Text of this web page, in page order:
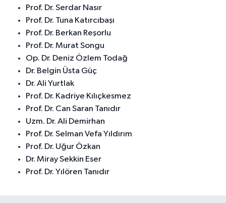
Prof. Dr. Serdar Nasır
Prof. Dr. Tuna Katırcıbaşı
Prof. Dr. Berkan Reşorlu
Prof. Dr. Murat Songu
Op. Dr. Deniz Özlem Todağ
Dr. Belgin Üsta Güç
Dr. Ali Yurtlak
Prof. Dr. Kadriye Kılıçkesmez
Prof. Dr. Can Saran Tanıdır
Uzm. Dr. Ali Demirhan
Prof. Dr. Selman Vefa Yıldırım
Prof. Dr. Uğur Özkan
Dr. Miray Sekkin Eser
Prof. Dr. Yılören Tanıdır